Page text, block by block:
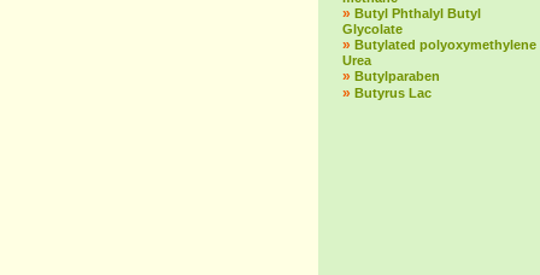
» Butyl Phthalyl Butyl
Glycolate
» Butylated polyoxymethylene
Urea
» Butylparaben
» Butyrus Lac